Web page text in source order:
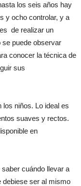
los seis años hay
y ocho controlar, y a
de realizar un
puede observar
conocer la técnica de
sus
los niños. Lo ideal es
suaves y rectos.
en
cuándo llevar a
debiese ser al mismo